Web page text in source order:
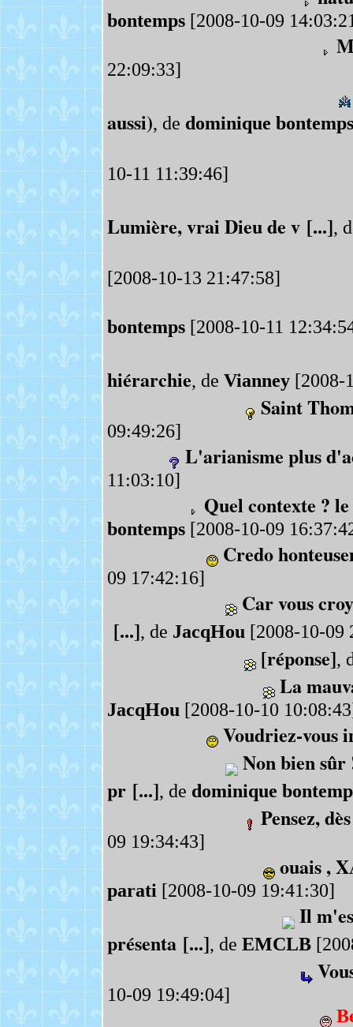
bontemps[2008-10-09
22:09:33]
aussi), de dominique bontemps
10-11 11:39:46]
Lumière, vrai Dieu de v [...],
[2008-10-13 21:47:58]
bontemps[2008-10-11
hiérarchie, de Vianney[2008-
Saint
09:49:26]
L'arianisme plus
11:03:10]
Quel contexte ?
bontemps[2008-10-09
Credo
09 17:42:16]
Car vous
[...], de JacqHou [2008-10-09
[réponse],
La
JacqHou [2008-10-10
Voudriez-vous
Non bien
pr [...], de dominique
Pensez,
09 19:34:43]
ouais ,
parati [2008-10-09 19:41:30]
Il
présenta [...], de EMCLB
10-09 19:49:04]